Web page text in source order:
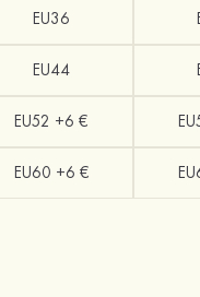
EU36
EU44
EU52 +6 €
EU60 +6 €